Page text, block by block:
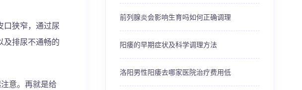
口狭窄，通过尿
及排尿不通畅的
意。再就是给
前列腺炎会影响生育吗如何正确调理
阳痿的早期症状及科学调理方法
洛阳男性阳痿去哪家医院治疗费用低